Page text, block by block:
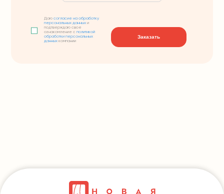
Даюсогласие на обработку
персональных данных и
подтверждаю свое
ознакомление сполитикой
обработки персональных
данных компании
Заказать